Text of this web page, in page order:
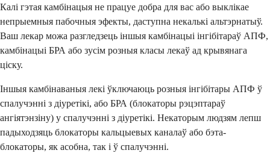
Калі гэтая камбінацыя не працуе добра для вас або выклікае
непрыемныя пабочныя эфекты, даступна некалькі альтэрнатыў.
Ваш лекар можа разгледзець іншыя камбінацыі інгібітараў АПФ,
камбінацыі БРА або зусім розныя класы лекаў ад крывянага
ціску.
Іншыя камбінаваныя лекі ўключаюць розныя інгібітары АПФ ў
спалучэнні з діуретікі, або БРА (блокаторы рэцэптараў
ангіятэнзіну) у спалучэнні з діуретікі. Некаторым людзям лепш
падыходзяць блокаторы кальцыевых каналаў або бэта-
блокаторы, як асобна, так і ў спалучэнні.